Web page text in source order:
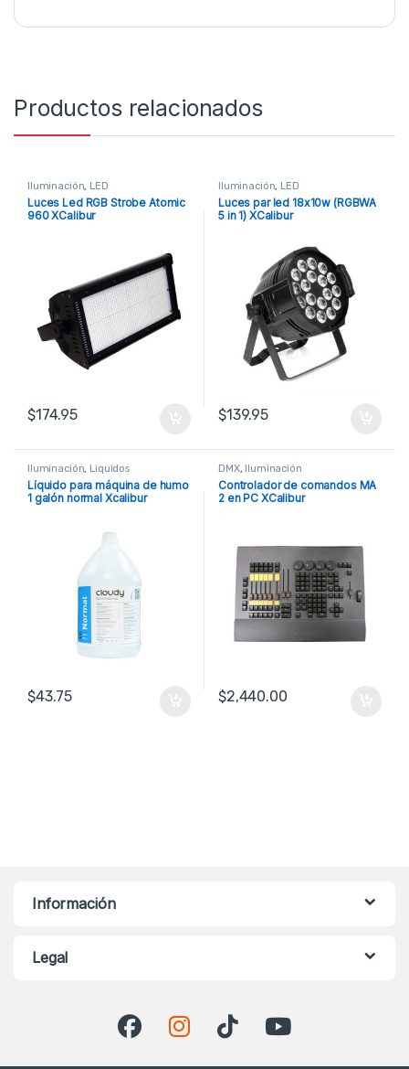
Productos relacionados
Iluminación, LED
Luces Led RGB Strobe Atomic
960 XCalibur
$174.95
Iluminación, LED
Luces par led 18x10w (RGBWA
5 in 1) XCalibur
$139.95
Iluminación, Liquidos
Líquido para máquina de humo
1 galón normal Xcalibur
$43.75
DMX, Iluminación
Controlador de comandos MA
2 en PC XCalibur
$2,440.00
Información
Legal